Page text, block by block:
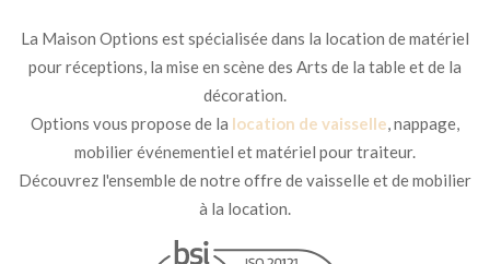
La Maison Options est spécialisée dans la location de matériel
pour réceptions, la mise en scène des Arts de la table et de la
décoration.
Options vous propose de la location de vaisselle, nappage,
mobilier événementiel et matériel pour traiteur.
Découvrez l'ensemble de notre offre de vaisselle et de mobilier
à la location.